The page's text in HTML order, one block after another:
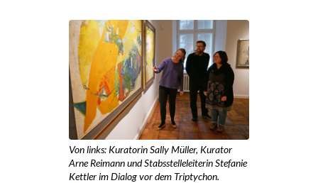
Von links: Kuratorin Sally Müller, Kurator
Arne Reimann und Stabsstelleleiterin Stefanie
Kettler im Dialog vor dem Triptychon.